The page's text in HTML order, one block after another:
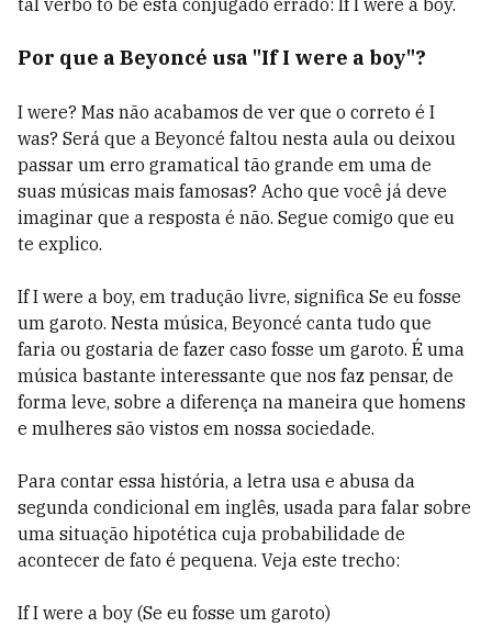
tal verbo to be está conjugado errado: If I were a boy.
Por que a Beyoncé usa "If I were a boy"?
I were? Mas não acabamos de ver que o correto é I
was? Será que a Beyoncé faltou nesta aula ou deixou
passar um erro gramatical tão grande em uma de
suas músicas mais famosas? Acho que você já deve
imaginar que a resposta é não. Segue comigo que eu
te explico.
If I were a boy, em tradução livre, significa Se eu fosse
um garoto. Nesta música, Beyoncé canta tudo que
faria ou gostaria de fazer caso fosse um garoto. É uma
música bastante interessante que nos faz pensar, de
forma leve, sobre a diferença na maneira que homens
e mulheres são vistos em nossa sociedade.
Para contar essa história, a letra usa e abusa da
segunda condicional em inglês, usada para falar sobre
uma situação hipotética cuja probabilidade de
acontecer de fato é pequena. Veja este trecho:
If I were a boy (Se eu fosse um garoto)